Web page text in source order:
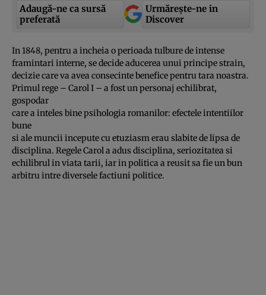
Adaugă-ne ca sursă
preferată
Urmărește-ne in
Discover
In 1848, pentru a incheia o perioada tulbure de intense
framintari interne, se decide aducerea unui principe strain,
decizie care va avea consecinte benefice pentru tara noastra.
Primul rege – Carol I – a fost un personaj echilibrat,
gospodar
care a inteles bine psihologia romanilor: efectele intentiilor
bune
si ale muncii incepute cu etuziasm erau slabite de lipsa de
disciplina. Regele Carol a adus disciplina, seriozitatea si
echilibrul in viata tarii, iar in politica a reusit sa fie un bun
arbitru intre diversele factiuni politice.